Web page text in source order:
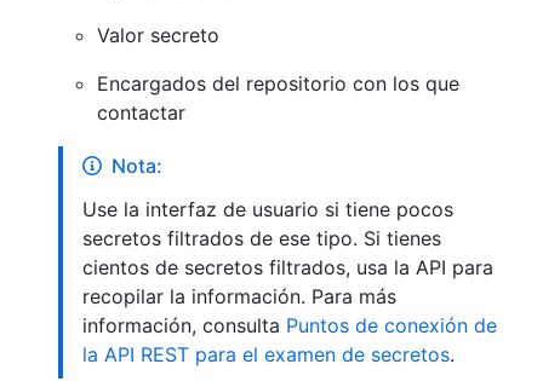
Valor secreto
Encargados del repositorio con los que
contactar
Nota:
Use la interfaz de usuario si tiene pocos
secretos filtrados de ese tipo. Si tienes
cientos de secretos filtrados, usa la API para
recopilar la información. Para más
información, consulta Puntos de conexión de
la API REST para el examen de secretos.